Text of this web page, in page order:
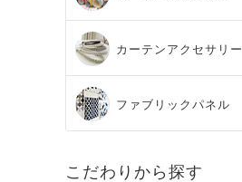
カーテンアクセサリー
ファブリックパネル
こだわりから探す